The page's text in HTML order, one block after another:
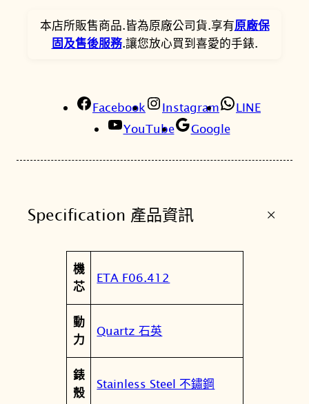
。
1
0
0
0
m
黑
潛
錶
1
2
.
4
0
本店所販售商品.皆為原廠公司貨.享有原廠保
固及售後服務.讓您放心買到喜愛的手錶.
Facebook Instagram
LINE
YouTube
Google
Specification 產品資訊 +
屬
性
值
機
芯
ETA F06.412
動
力
Quartz 石英
錶
殼
Stainless Steel 不鏽鋼